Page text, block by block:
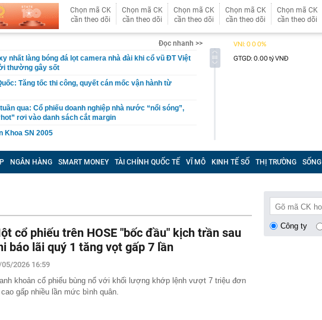
Chọn mã CK
cần theo dõi
Chọn mã CK
cần theo dõi
Chọn mã CK
cần theo dõi
Chọn mã CK
cần theo dõi
Chọn mã CK
cần theo dõi
Đọc nhanh >>
nhất làng bóng đá lọt camera nhà đài khi cổ vũ ĐT Việt
thường gây sốt
Tăng tốc thi công, quyết cán mốc vận hành từ
qua: Cổ phiếu doanh nghiệp nhà nước “nổi sóng”,
rơi vào danh sách cắt margin
Khoa SN 2005
tiết kiệm mãi vẫn không thấy dư?
Việt Nam tăng hơn 4 lần chỉ trong một năm, một quốc
ngõ' cho doanh nghiệp Việt bước vào thị trường 1,4
ngơi cả chục ngàn m2 của Hoài Linh: "Tôi không thể
98% nhưng số tiền phải trả tăng gấp 3 lần: Microsoft
dùng AI bừa bãi
công trình trị giá 940 tỷ đồng do tập đoàn Nhật Bản
thần tốc trong 1 năm, tạo ra 800 cơ hội việc làm
bố thời gian dự kiến thi tốt nghiệp THPT năm 2027
hoàng trong vụ cháy lớn giữa trung tâm thành phố tại
cuồn cuộn bao trùm, một phần toà nhà đổ sập
Thị Thu Hiền SN 1992 khi vừa về nước
NGÂN HÀNG SMART MONEY TÀI CHÍNH QUỐC TẾ VĨ MÔ KINH TẾ SỐ THỊ TRƯỜNG SỐNG
cổ phiếu trên HOSE "bốc đầu" kịch trần sau
báo lãi quý 1 tăng vọt gấp 7 lần
2026 16:59
khoản cổ phiếu bùng nổ với khối lượng khớp lệnh vượt 7 triệu đơn
gấp nhiều lần mức bình quân.
Công ty